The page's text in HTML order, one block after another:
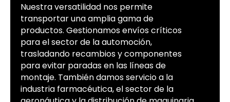
Nuestra versatilidad nos permite
transportar una amplia gama de
productos. Gestionamos envíos críticos
para el sector de la automoción,
trasladando recambios y componentes
para evitar paradas en las líneas de
montaje. También damos servicio a la
industria farmacéutica, el sector de la